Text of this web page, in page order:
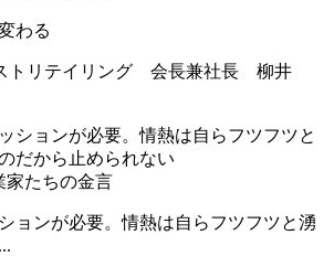
わる
ストリテイリング 会長兼社長 柳井
家たちの金言
ョンが必要。情熱は自らフツフツと湧